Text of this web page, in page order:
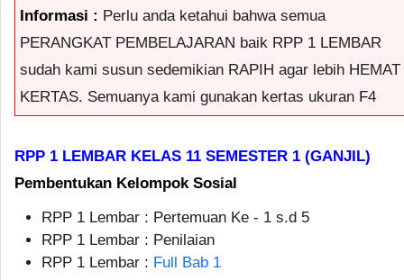
Informasi : Perlu anda ketahui bahwa semua
PERANGKAT PEMBELAJARAN baik RPP 1 LEMBAR
sudah kami susun sedemikian RAPIH agar lebih HEMAT
KERTAS. Semuanya kami gunakan kertas ukuran F4
RPP 1 LEMBAR KELAS 11 SEMESTER 1 (GANJIL)
Pembentukan Kelompok Sosial
RPP 1 Lembar : Pertemuan Ke - 1 s.d 5
RPP 1 Lembar : Penilaian
RPP 1 Lembar : Full Bab 1